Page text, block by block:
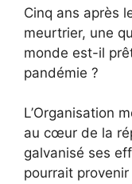
Cinq ans après
meurtrier, une
monde est-il
pandémie ?
L’Organisation
au cœur de la
galvanisé ses
pourrait